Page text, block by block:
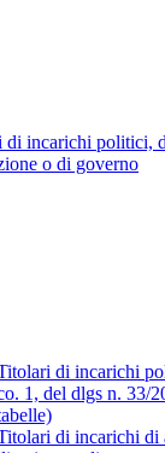
di incarichi politici,
o di governo
di incarichi
1, del dlgs n. 33/
di incarichi di